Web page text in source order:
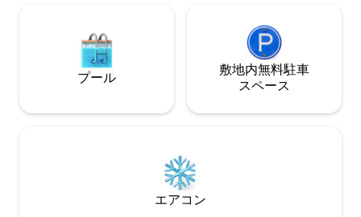
プール
敷地内無料駐⁠車
ス⁠ペ⁠ー⁠ス
エアコン